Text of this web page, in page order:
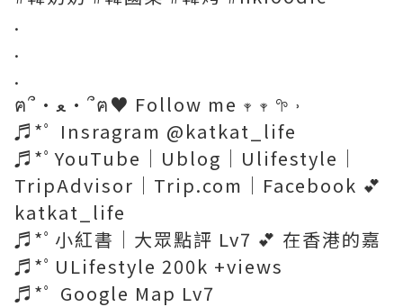
.
.
.
ฅ՞•ﻌ•՞ฅ♥ Follow me 𖥧 𖥧 𖧧 ˒
♬*ﾟ Insragram @katkat_life
♬*ﾟYouTube｜Ublog｜Ulifestyle｜
TripAdvisor｜Trip.com｜Facebook 💕
katkat_life
♬*ﾟ小紅書｜大眾點評 Lv7 💕 在香港的嘉
♬*ﾟULifestyle 200k +views
♬*ﾟ Google Map Lv7